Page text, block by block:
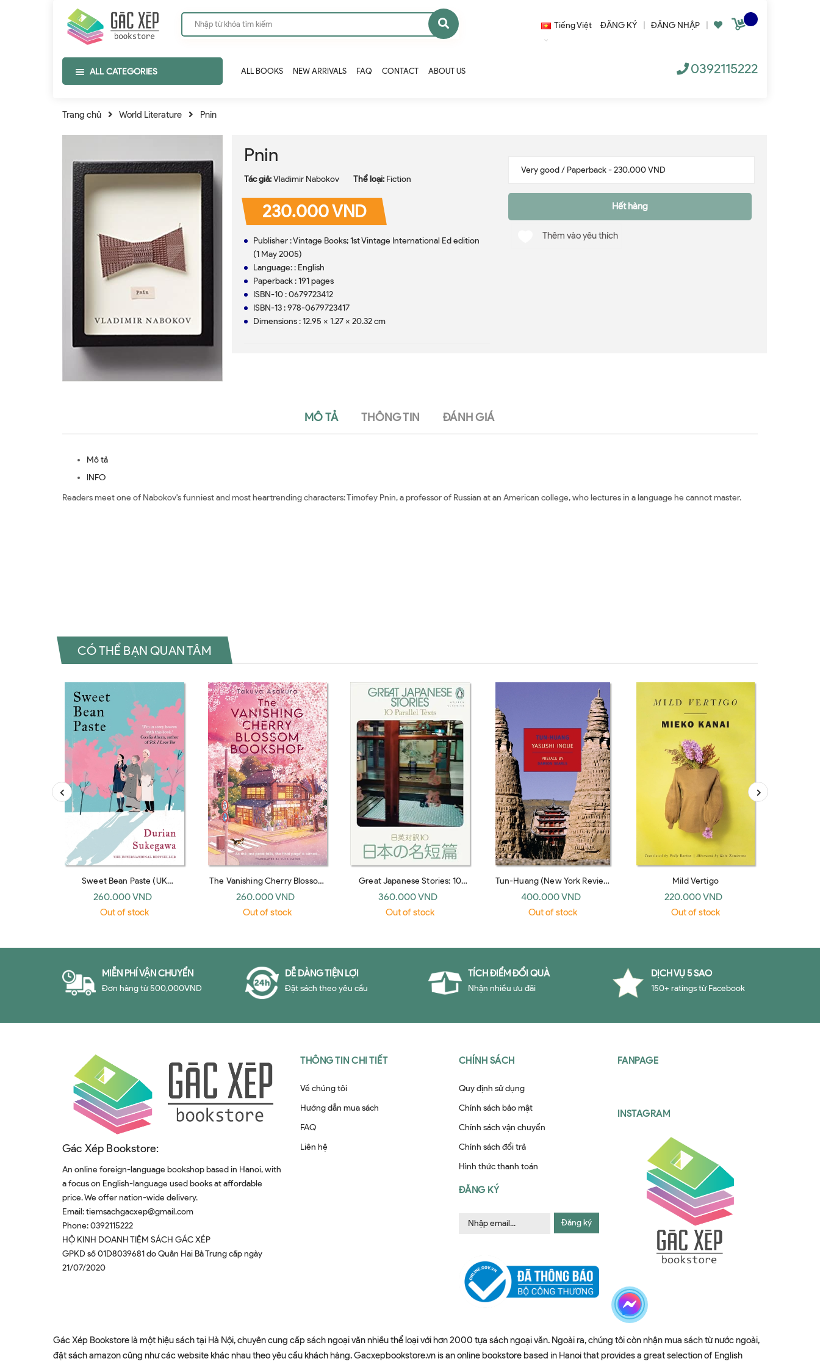
ĐĂNG KÝ ĐĂNG NHẬP
Tiếng Việt
ALL CATEGORIES ALL BOOKS NEW ARRIVALS FAQ CONTACT ABOUT US 0392115222
Trang chủ World Literature Pnin
Pnin
Tác giả:Vladimir Nabokov Thể loại: Fiction
230.000 VND
Publisher : Vintage Books; 1st Vintage International Ed edition
(1 May 2005)
Language: : English
Paperback : 191 pages
ISBN-10 : 0679723412
ISBN-13 : 978-0679723417
Dimensions : 12.95 x 1.27 x 20.32 cm
Hết hàng
Thêm vào yêu thích
MÔ TẢ THÔNG TIN ĐÁNH GIÁ
Mô tả
INFO
Readers meet one of Nabokov's funniest and most heartrending characters: Timofey Pnin, a professor of Russian at an American college, who lectures in a language he cannot master.
CÓ THỂ BẠN QUAN TÂM
Sweet Bean Paste (UK
paperback)
260.000 VND
Out of stock
The Vanishing Cherry Blossom
Bookshop (UK paperback)
260.000 VND
Out of stock
Great Japanese Stories: 10
Parallel Texts
360.000 VND
Out of stock
Tun-Huang (New York Review
Books Classics)
400.000 VND
Out of stock
Mild Vertigo
220.000 VND
Out of stock
MIỄN PHÍ VẬN CHUYỂN
Đơn hàng từ 500,000VND
DỄ DÀNG TIỆN LỢI
Đặt sách theo yêu cầu
TÍCH ĐIỂM ĐỔI QUÀ
Nhận nhiều ưu đãi
DỊCH VỤ 5 SAO
150+ ratings từ Facebook
Gác Xép Bookstore:
An online foreign-language bookshop based in Hanoi, with
a focus on English-language used books at affordable
price. We offer nation-wide delivery.
Email:tiemsachgacxep@gmail.com
Phone:0392115222
HỘ KINH DOANH TIỆM SÁCH GÁC XÉP
GPKD số 01D8039681 do Quân Hai Bà Trưng cấp ngày
21/07/2020
THÔNG TIN CHI TIẾT
Về chúng tôi
Hướng dẫn mua sách
FAQ
Liên hệ
CHÍNH SÁCH
Quy định sử dụng
Chính sách bảo mật
Chính sách vận chuyển
Chính sách đổi trả
Hình thức thanh toán
ĐĂNG KÝ
Đăng ký
FANPAGE
INSTAGRAM
Gác Xép Bookstore là một hiệu sách tại Hà Nội, chuyên cung cấp sách ngoại văn nhiều thể loại với hơn 2000 tựa sách ngoại văn. Ngoài ra, chúng tôi còn nhận mua sách từ nước ngoài,
đặt sách amazon cũng như các website khác nhau theo yêu cầu khách hàng. Gacxepbookstore.vn is an online bookstore based in Hanoi that provides a great selection of English